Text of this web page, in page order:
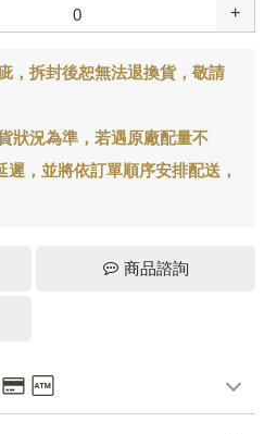
+
，拆封後恕無法退換貨，敬請
狀況為準，若遇原廠配量不
遲，並將依訂單順序安排配送，
商品諮詢